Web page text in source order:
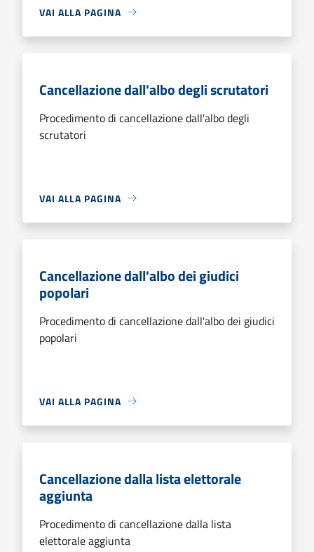
VAI ALLA PAGINA
Cancellazione dall'albo degli scrutatori
Procedimento di cancellazione dall'albo degli
scrutatori
VAI ALLA PAGINA
Cancellazione dall'albo dei giudici
popolari
Procedimento di cancellazione dall'albo dei giudici
popolari
VAI ALLA PAGINA
Cancellazione dalla lista elettorale
aggiunta
Procedimento di cancellazione dalla lista
elettorale aggiunta